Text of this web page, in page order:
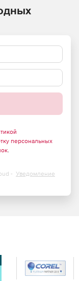
Надежные и
на
15 000
а
или
локальной
с их
обучения
персональных
.
- Уведомление